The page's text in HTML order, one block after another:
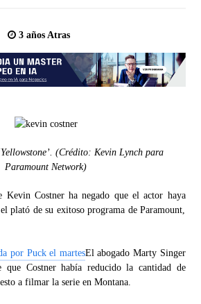
3 años Atras
(Crédito: Kevin Lynch para
Paramount Network)
Costner ha negado que el actor haya
plató de su exitoso programa de Paramount,
por Puck el martesEl abogado Marty Singer
que Costner había reducido la cantidad de
a filmar la serie en Montana.